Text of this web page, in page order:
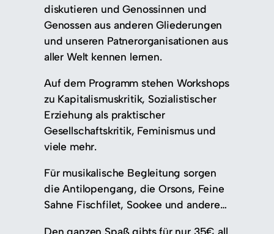
diskutieren und Genossinnen und
Genossen aus anderen Gliederungen
und unseren Patnerorganisationen aus
aller Welt kennen lernen.
Auf dem Programm stehen Workshops
zu Kapitalismuskritik, Sozialistischer
Erziehung als praktischer
Gesellschaftskritik, Feminismus und
viele mehr.
Für musikalische Begleitung sorgen
die Antilopengang, die Orsons, Feine
Sahne Fischfilet, Sookee und andere…
Den ganzen Spaß gibts für nur 35€ all